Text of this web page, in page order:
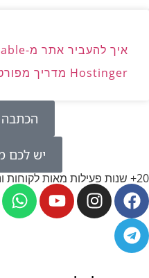
Hostinger מדריך מפורט
הכתבה
יש לכם
20+ שנות פעילות מאות לקוחות ונכסים ברחבי הדיגיטל